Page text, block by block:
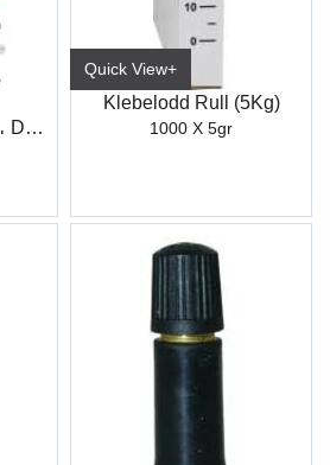
Dekk Rep Stiks F/ Hr Dekk 50Stk
Quick View+
Klebelodd Rull (5Kg)
1000 X 5gr